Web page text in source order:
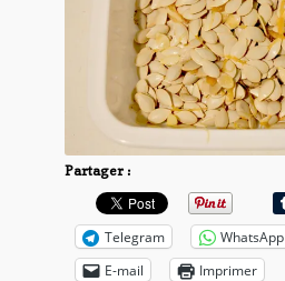
Partager :
Telegram WhatsApp
E-mail
Imprimer